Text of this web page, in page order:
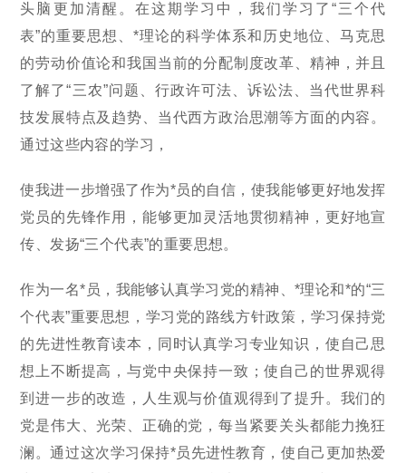
头脑更加清醒。在这期学习中，我们学习了“三个代
表”的重要思想、*理论的科学体系和历史地位、马克思
的劳动价值论和我国当前的分配制度改革、精神，并且
了解了“三农”问题、行政许可法、诉讼法、当代世界科
技发展特点及趋势、当代西方政治思潮等方面的内容。
通过这些内容的学习，
使我进一步增强了作为*员的自信，使我能够更好地发挥
党员的先锋作用，能够更加灵活地贯彻精神，更好地宣
传、发扬“三个代表”的重要思想。
作为一名*员，我能够认真学习党的精神、*理论和*的“三
个代表”重要思想，学习党的路线方针政策，学习保持党
的先进性教育读本，同时认真学习专业知识，使自己思
想上不断提高，与党中央保持一致；使自己的世界观得
到进一步的改造，人生观与价值观得到了提升。我们的
党是伟大、光荣、正确的党，每当紧要关头都能力挽狂
澜。通过这次学习保持*员先进性教育，使自己更加热爱